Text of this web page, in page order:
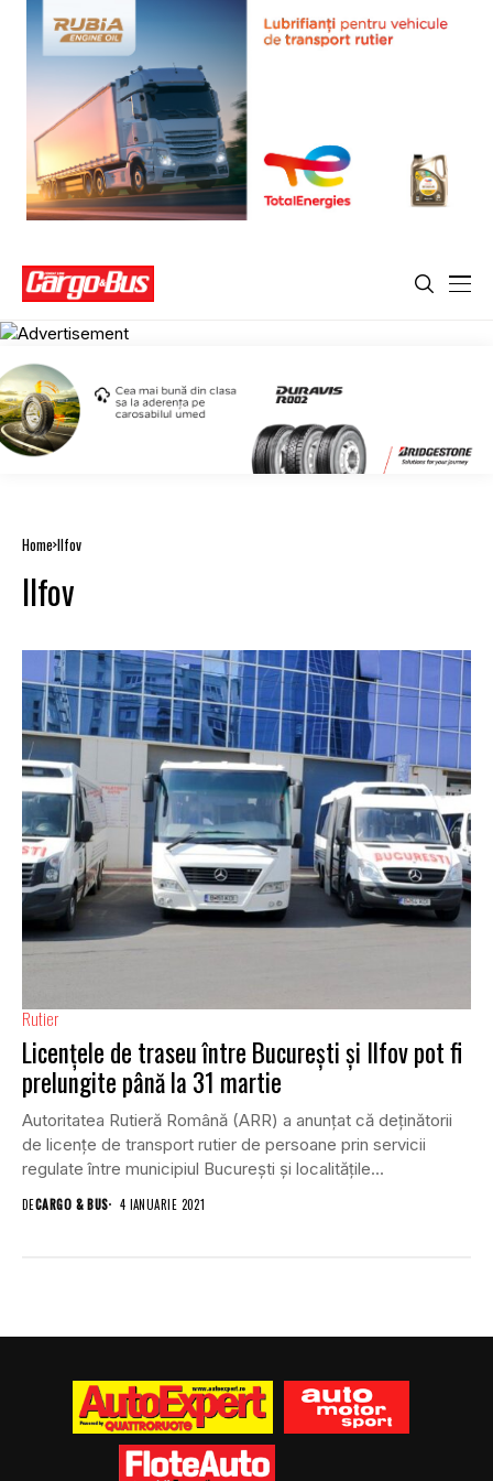
Home Ilfov
Ilfov
Rutier
Licențele de traseu între București și Ilfov pot fi
prelungite până la 31 martie
Autoritatea Rutieră Română (ARR) a anunțat că deținătorii
de licențe de transport rutier de persoane prin servicii
regulate între municipiul București și localitățile...
DECARGO & BUS 4 IANUARIE 2021